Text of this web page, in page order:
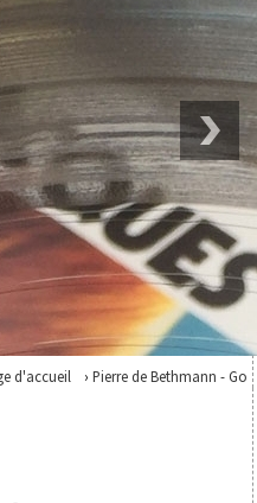
d'accueil Pierre de Bethmann - Go